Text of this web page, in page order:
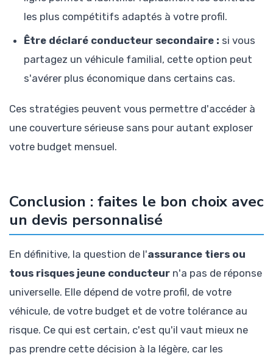
les plus compétitifs adaptés à votre profil.
Être déclaré conducteur secondaire : si vous
partagez un véhicule familial, cette option peut
s'avérer plus économique dans certains cas.
Ces stratégies peuvent vous permettre d'accéder à
une couverture sérieuse sans pour autant exploser
votre budget mensuel.
Conclusion : faites le bon choix avec
un devis personnalisé
En définitive, la question de l'assurance tiers ou
tous risques jeune conducteur n'a pas de réponse
universelle. Elle dépend de votre profil, de votre
véhicule, de votre budget et de votre tolérance au
risque. Ce qui est certain, c'est qu'il vaut mieux ne
pas prendre cette décision à la légère, car les